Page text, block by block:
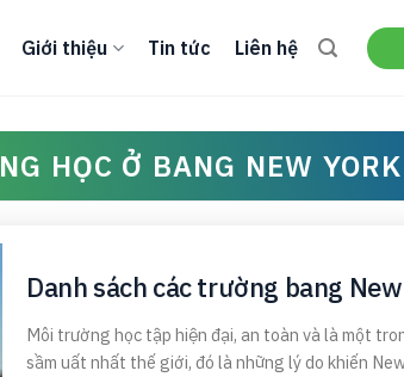
Giới thiệu Tin tức Liên hệ
HỌC Ở BANG NEW YORK
Danh sách các trường bang
Môi trường học tập hiện đại, an toàn và là một
sầm uất nhất thế giới, đó là những lý do khiến